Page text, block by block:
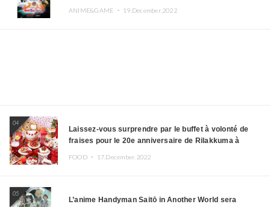
ANIME&GAME ・ 19.December.2022
04
Laissez-vous surprendre par le buffet à volonté de
fraises pour le 20e anniversaire de Rilakkuma à
FOOD ・ 17.December.2022
05
L’anime Handyman Saitō in Another World sera